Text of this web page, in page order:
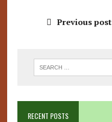
Previous post
RECENT POSTS